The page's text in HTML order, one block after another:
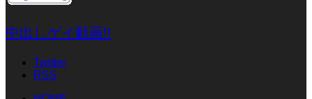
中出しゲイ動画!!
Twitter
RSS